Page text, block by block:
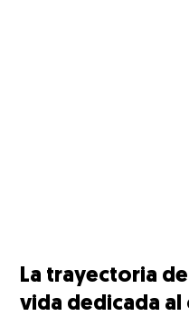
La trayectoria
vida dedicada al